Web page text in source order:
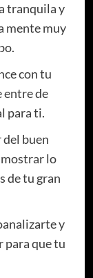
tranquila y
mente muy
con tu
entre de
para ti.
buen
lo
de tu gran
y
para que tu